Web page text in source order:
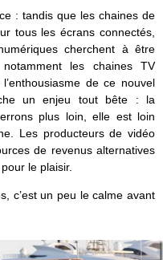
: tandis que les chaines de
tous les écrans connectés,
cherchent à être
les chaines TV
de ce nouvel
un enjeu tout bête : la
plus loin, elle est loin
Les producteurs de vidéo
de revenus alternatives
le plaisir.
c’est un peu le calme avant